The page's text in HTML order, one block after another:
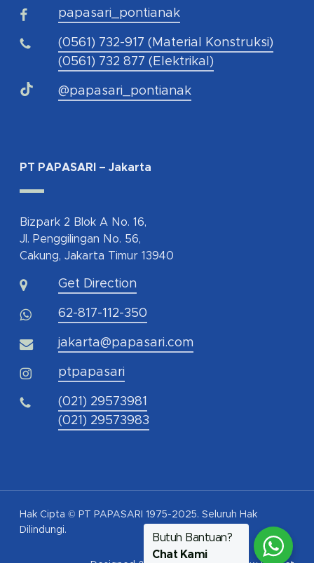
papasari_pontianak
(0561) 732-917 (Material Konstruksi)
(0561) 732 877 (Elektrikal)
@papasari_pontianak
PT PAPASARI – Jakarta
Bizpark 2 Blok A No. 16,
Jl. Penggilingan No. 56,
Cakung, Jakarta Timur 13940
Get Direction
62-817-112-350
jakarta@papasari.com
ptpapasari
(021) 29573981
(021) 29573983
Hak Cipta © PT PAPASARI 1975-2025. Seluruh Hak
Dilindungi.
Butuh Bantuan?
Chat Kami